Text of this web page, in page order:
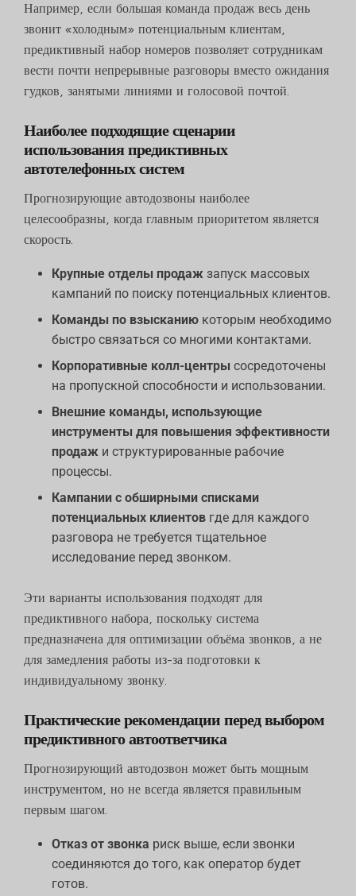
Например, если большая команда продаж весь день
звонит «холодным» потенциальным клиентам,
предиктивный набор номеров позволяет сотрудникам
вести почти непрерывные разговоры вместо ожидания
гудков, занятыми линиями и голосовой почтой.
Наиболее подходящие сценарии
использования предиктивных
автотелефонных систем
Прогнозирующие автодозвоны наиболее
целесообразны, когда главным приоритетом является
скорость.
Крупные отделы продаж запуск массовых
кампаний по поиску потенциальных клиентов.
Команды по взысканию которым необходимо
быстро связаться со многими контактами.
Корпоративные колл-центры сосредоточены
на пропускной способности и использовании.
Внешние команды, использующие
инструменты для повышения эффективности
продаж и структурированные рабочие
процессы.
Кампании с обширными списками
потенциальных клиентов где для каждого
разговора не требуется тщательное
исследование перед звонком.
Эти варианты использования подходят для
предиктивного набора, поскольку система
предназначена для оптимизации объёма звонков, а не
для замедления работы из-за подготовки к
индивидуальному звонку.
Практические рекомендации перед выбором
предиктивного автоответчика
Прогнозирующий автодозвон может быть мощным
инструментом, но не всегда является правильным
первым шагом.
Отказ от звонка риск выше, если звонки
соединяются до того, как оператор будет
готов.